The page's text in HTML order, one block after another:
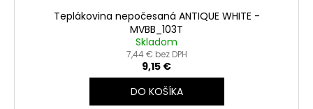
Teplákovina nepočesaná ANTIQUE WHITE -
MVBB_103T
Skladom
7,44 € bez DPH
9,15 €
DO KOŠÍKA